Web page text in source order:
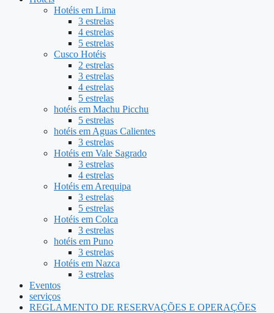
Hotéis em Lima
3 estrelas
4 estrelas
5 estrelas
Cusco Hotéis
2 estrelas
3 estrelas
4 estrelas
5 estrelas
hotéis em Machu Picchu
5 estrelas
hotéis em Aguas Calientes
3 estrelas
Hotéis em Vale Sagrado
3 estrelas
4 estrelas
Hotéis em Arequipa
3 estrelas
5 estrelas
Hotéis em Colca
3 estrelas
hotéis em Puno
3 estrelas
Hotéis em Nazca
3 estrelas
Eventos
serviços
REGLAMENTO DE RESERVAÇÕES E OPERAÇÕES